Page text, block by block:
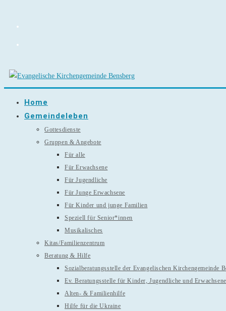
Home
Gemeindeleben
Gottesdienste
Gruppen & Angebote
Für alle
Für Erwachsene
Für Jugendliche
Für Junge Erwachsene
Für Kinder und junge Familien
Speziell für Senior*innen
Musikalisches
Kitas/Familienzentrum
Beratung & Hilfe
Sozialberatungsstelle der Evangelischen Kirchengemeinde
Ev. Beratungsstelle für Kinder, Jugendliche und Erwachsene
Alten- & Familienhilfe
Hilfe für die Ukraine